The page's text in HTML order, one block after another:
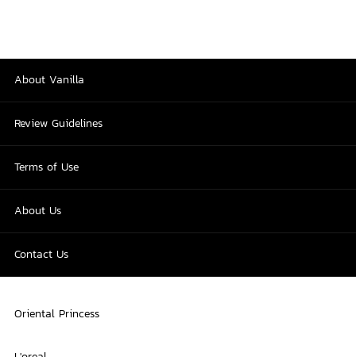
About Vanilla
Review Guidelines
Terms of Use
About Us
Contact Us
Oriental Princess